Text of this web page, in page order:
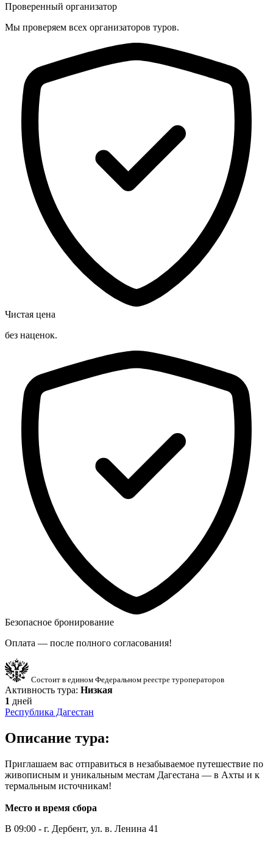
Проверенный организатор
Мы проверяем всех организаторов туров.
Чистая цена
без наценок.
Безопасное бронирование
Оплата — после полного согласования!
Состоит в едином Федеральном реестре туроператоров
Активность тура: Низкая
1 дней
Республика Дагестан
Описание тура:
Приглашаем вас отправиться в незабываемое путешествие по
живописным и уникальным местам Дагестана — в Ахты и к
термальным источникам!
Место и время сбора
В 09:00 - г. Дербент, ул. в. Ленина 41